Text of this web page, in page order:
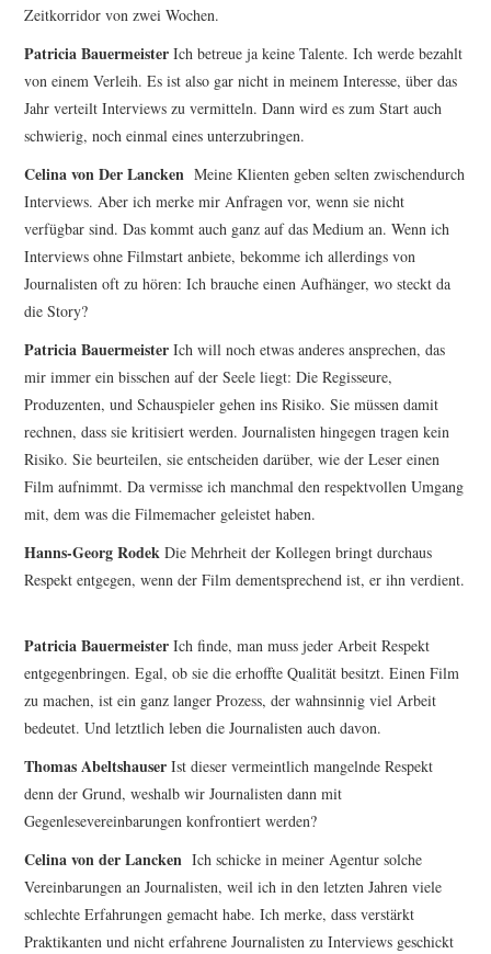
Zeitkorridor von zwei Wochen.
Patricia BauermeisterIch betreue ja keine Talente. Ich werde bezahlt
von einem Verleih. Es ist also gar nicht in meinem Interesse, über das
Jahr verteilt Interviews zu vermitteln. Dann wird es zum Start auch
schwierig, noch einmal eines unterzubringen.
Celina von Der Lancken Meine Klienten geben selten zwischendurch
Interviews. Aber ich merke mir Anfragen vor, wenn sie nicht
verfügbar sind. Das kommt auch ganz auf das Medium an. Wenn ich
Interviews ohne Filmstart anbiete, bekomme ich allerdings von
Journalisten oft zu hören: Ich brauche einen Aufhänger, wo steckt da
die Story?
Patricia BauermeisterIch will noch etwas anderes ansprechen, das
mir immer ein bisschen auf der Seele liegt: Die Regisseure,
Produzenten, und Schauspieler gehen ins Risiko. Sie müssen damit
rechnen, dass sie kritisiert werden. Journalisten hingegen tragen kein
Risiko. Sie beurteilen, sie entscheiden darüber, wie der Leser einen
Film aufnimmt. Da vermisse ich manchmal den respektvollen Umgang
mit, dem was die Filmemacher geleistet haben.
Hanns-Georg Rodek Die Mehrheit der Kollegen bringt durchaus
Respekt entgegen, wenn der Film dementsprechend ist, er ihn verdient.
Patricia Bauermeister Ich finde, man muss jeder Arbeit Respekt
entgegenbringen. Egal, ob sie die erhoffte Qualität besitzt. Einen Film
zu machen, ist ein ganz langer Prozess, der wahnsinnig viel Arbeit
bedeutet. Und letztlich leben die Journalisten auch davon.
Thomas AbeltshauserIst dieser vermeintlich mangelnde Respekt
denn der Grund, weshalb wir Journalisten dann mit
Gegenlesevereinbarungen konfrontiert werden?
Celina von der Lancken Ich schicke in meiner Agentur solche
Vereinbarungen an Journalisten, weil ich in den letzten Jahren viele
schlechte Erfahrungen gemacht habe. Ich merke, dass verstärkt
Praktikanten und nicht erfahrene Journalisten zu Interviews geschickt